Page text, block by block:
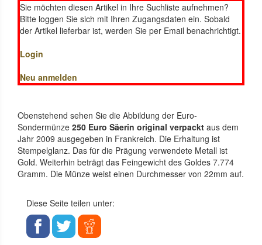
Sie möchten diesen Artikel in Ihre Suchliste aufnehmen?
Bitte loggen Sie sich mit Ihren Zugangsdaten ein. Sobald
der Artikel lieferbar ist, werden Sie per Email benachrichtigt.
Login
Neu anmelden
Obenstehend sehen Sie die Abbildung der Euro-
Sondermünze 250 Euro Säerin original verpackt aus dem
Jahr 2009 ausgegeben in Frankreich. Die Erhaltung ist
Stempelglanz. Das für die Prägung verwendete Metall ist
Gold. Weiterhin beträgt das Feingewicht des Goldes 7.774
Gramm. Die Münze weist einen Durchmesser von 22mm auf.
Diese Seite teilen unter: